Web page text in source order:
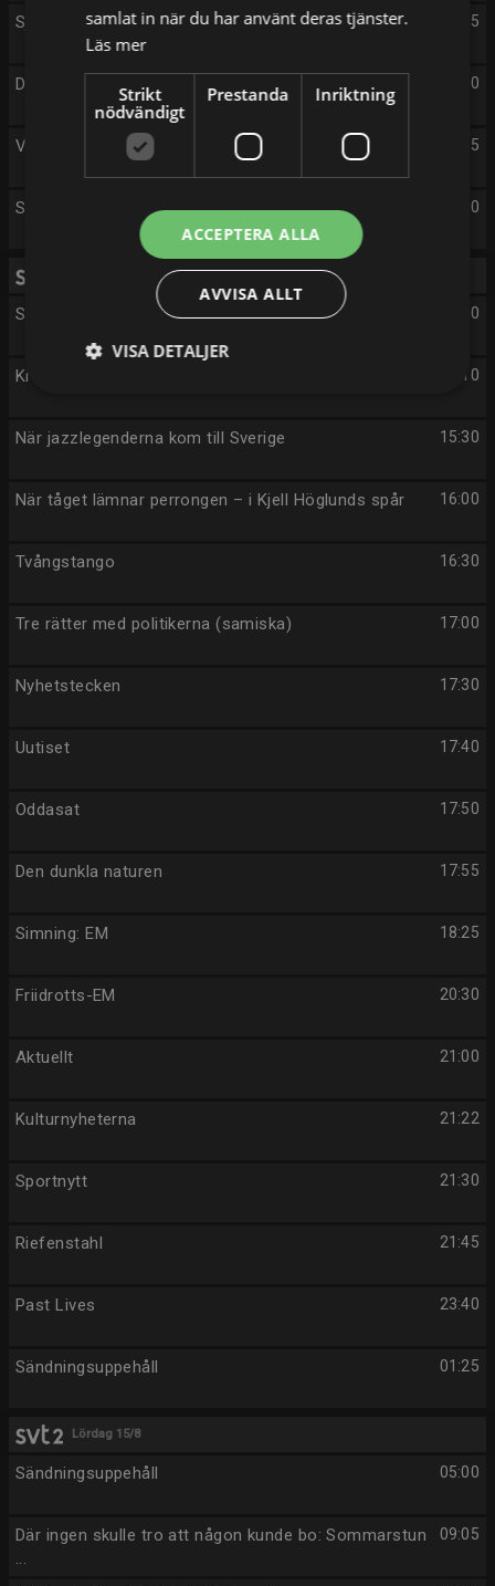
22:55
Sjukhuset - med livet i händerna
23:30
Den svarta svanen
00:25
Var är Odin?
01:00
Sändningsuppehåll
05:00
Sändningsuppehåll
15:10
Kriminalarkivet: Ståplats i Nybroviken
15:30
När jazzlegenderna kom till Sverige
16:00
När tåget lämnar perrongen – i Kjell Höglunds spår
16:30
Tvångstango
17:00
Tre rätter med politikerna (samiska)
17:30
Nyhetstecken
17:40
Uutiset
17:50
Oddasat
17:55
Den dunkla naturen
18:25
Simning: EM
20:30
Friidrotts-EM
21:00
Aktuellt
21:22
Kulturnyheterna
21:30
Sportnytt
21:45
Riefenstahl
23:40
Past Lives
01:25
Sändningsuppehåll
Lördag 15/8
05:00
Sändningsuppehåll
09:05
Där ingen skulle tro att någon kunde bo: Sommarstun
...
samlat in när du har använt deras tjänster.
Läs mer
Strikt
nödvändigt
Prestanda Inriktning
ACCEPTERA ALLA
AVVISA ALLT
VISA DETALJER